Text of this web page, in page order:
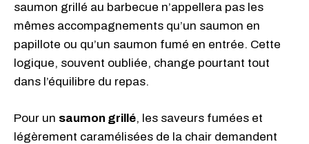
saumon grillé au barbecue n’appellera pas les
mêmes accompagnements qu’un saumon en
papillote ou qu’un saumon fumé en entrée. Cette
logique, souvent oubliée, change pourtant tout
dans l’équilibre du repas.
Pour un saumon grillé, les saveurs fumées et
légèrement caramélisées de la chair demandent